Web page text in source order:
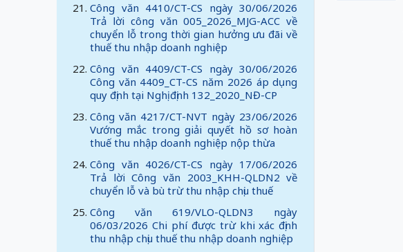
Công văn 4410/CT-CS ngày 30/06/2026
Trả lời công văn 005_2026_MJG-ACC về
chuyển lỗ trong thời gian hưởng ưu đãi về
thuế thu nhập doanh nghiệp
Công văn 4409/CT-CS ngày 30/06/2026
Công văn 4409_CT-CS năm 2026 áp dụng
quy định tại Nghị định 132_2020_NĐ-CP
Công văn 4217/CT-NVT ngày 23/06/2026
Vướng mắc trong giải quyết hồ sơ hoàn
thuế thu nhập doanh nghiệp nộp thừa
Công văn 4026/CT-CS ngày 17/06/2026
Trả lời Công văn 2003_KHH-QLDN2 về
chuyển lỗ và bù trừ thu nhập chịu thuế
Công văn 619/VLO-QLDN3 ngày
06/03/2026 Chi phí được trừ khi xác định
thu nhập chịu thuế thu nhập doanh nghiệp